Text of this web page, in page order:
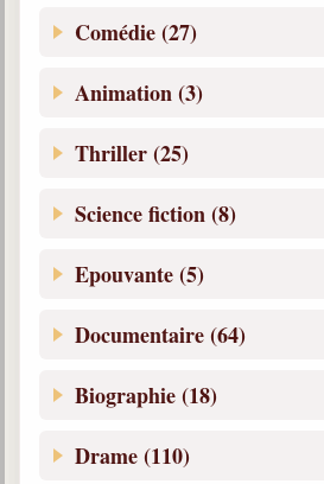
Comédie (27)
Animation (3)
Thriller (25)
Science fiction (8)
Epouvante (5)
Documentaire (64)
Biographie (18)
Drame (110)